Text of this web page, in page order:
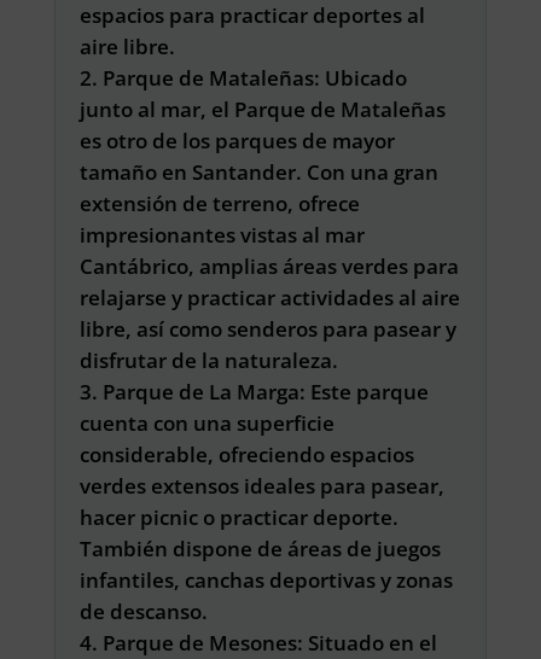
espacios para practicar deportes al
aire libre.
Parque de Mataleñas: Ubicado
junto al mar, el Parque de Mataleñas
es otro de los parques de mayor
tamaño en Santander. Con una gran
extensión de terreno, ofrece
impresionantes vistas al mar
Cantábrico, amplias áreas verdes para
relajarse y practicar actividades al aire
libre, así como senderos para pasear y
disfrutar de la naturaleza.
Parque de La Marga: Este parque
cuenta con una superficie
considerable, ofreciendo espacios
verdes extensos ideales para pasear,
hacer picnic o practicar deporte.
También dispone de áreas de juegos
infantiles, canchas deportivas y zonas
de descanso.
Parque de Mesones: Situado en el